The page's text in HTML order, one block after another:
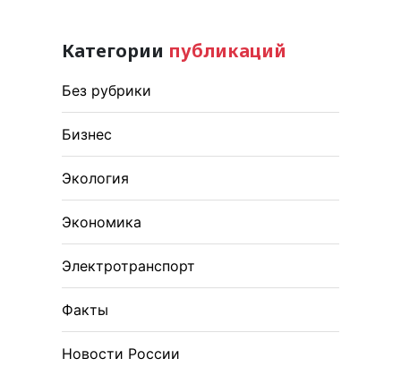
Категории публикаций
Без рубрики
Бизнес
Экология
Экономика
Электротранспорт
Факты
Новости России